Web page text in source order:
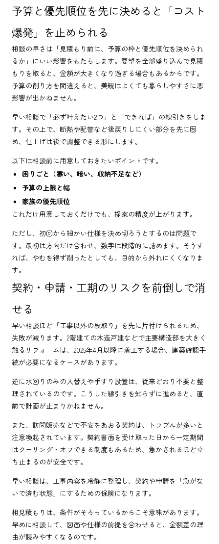
予算と優先順位を先に決めると「コスト
爆発」を止められる
相談の早さは「見積もり前に、予算の枠と優先順位を決められ
るか」にいい影響をもたらします。要望を全部盛り込んで見積
もりを取ると、金額が大きくなり過ぎる場合もあるからです。
予算の削り方を間違えると、美観はよくても暮らしやすさに悪
影響が出かねません。
早い相談で「必ず叶えたい2つ」と「できれば」の線引きをしま
す。その上で、断熱や配管など後戻りしにくい部分を先に固
め、仕上げは後で調整できる形にします。
以下は相談前に用意しておきたいポイントです。
困りごと（寒い、暗い、収納不足など）
予算の上限と幅
家族の優先順位
これだけ用意しておくだけでも、提案の精度が上がります。
ただし、初回から細かい仕様を決め切ろうとするのは問題で
す。最初は方向だけ合わせ、数字は段階的に詰めます。そうす
れば、やむを得ず削ったとしても、目的から外れにくくなりま
す。
契約・申請・工期のリスクを前倒しで消
せる
早い相談ほど「工事以外の段取り」を先に片付けられるため、
失敗が減ります。2階建ての木造戸建などで主要構造部を大きく
触るリフォームは、2025年4月以降に着工する場合、建築確認手
続が必要になるケースがあります。
逆に水回りのみの入替えや手すり設置は、従来どおり不要と整
理されているのです。こうした線引きを知らずに進めると、直
前で計画が止まりかねません。
また、訪問販売などで不安をあおる契約は、トラブルが多いと
注意喚起されています。契約書面を受け取った日から一定期間
はクーリング・オフできる制度もあるため、急かされるほど立
ち止まるのが安全です。
早い相談は、工事内容を冷静に整理し、契約や申請を「急がな
いで済む状態」にするための保険になります。
相見積もりは、条件がそろっているからこそ意味があります。
早めに相談して、図面や仕様の前提を合わせると、金額差の理
由が読みやすくなるのです。